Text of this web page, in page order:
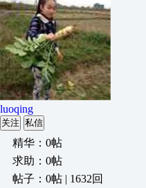
luoqing
关注 私信
精华：0帖
求助：0帖
帖子：0帖 | 1632回